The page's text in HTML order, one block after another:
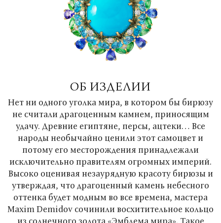
ОБ ИЗДЕЛИИ
Нет ни одного уголка мира, в котором бы бирюзу
не считали драгоценным камнем, приносящим
удачу. Древние египтяне, персы, ацтеки… Все
народы необычайно ценили этот самоцвет и
потому его месторождения принадлежали
исключительно правителям огромных империй.
Высоко оценивая незаурядную красоту бирюзы и
утверждая, что драгоценный камень небесного
оттенка будет модным во все времена, мастера
Maxim Demidov сочинили восхитительное кольцо